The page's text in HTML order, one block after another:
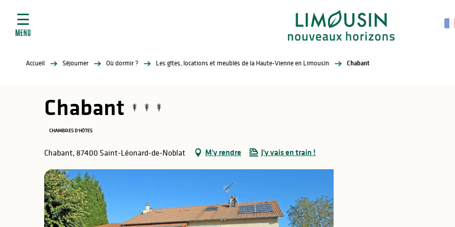
contenu
MENU
Accueil Séjourner Où dormir ? Les gîtes, locations et meublés de la Haute-Vienne en Limousin Chabant
Chabant
CHAMBRES D'HÔTES
Chabant, 87400 Saint-Léonard-de-Noblat M'y rendre J'y vais en train !